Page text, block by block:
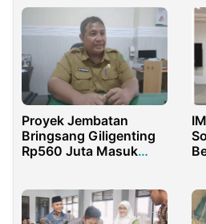
Proyek Jembatan
Bringsang Giligenting
Rp560 Juta Masuk